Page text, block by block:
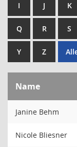
I J K
Q R S
Y Z
Name
Janine Behm
Nicole Bliesner